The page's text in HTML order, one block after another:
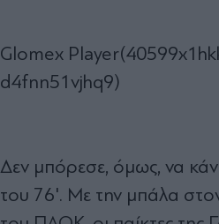
Glomex
d4fnn51vjhq9)
Δεν μπόρεσε, όμως, να
του 76'. Με την μπάλα